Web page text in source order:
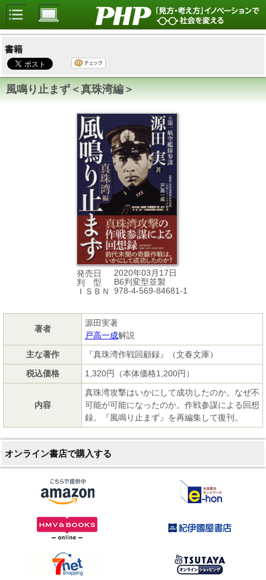
書籍
風鳴り止まず＜真珠湾編＞
発売日
2020年03月17日
判 型
B6判変型並製
ＩＳＢＮ
978-4-569-84681-1
著者
源田実著
戸高一成解説
主な著作
『真珠湾作戦回顧録』（文春文庫）
税込価格
1,320円（本体価格1,200円）
内容
真珠湾攻撃はいかにして成功したのか。なぜ不
可能が可能になったのか。作戦参謀による回想
録。『風鳴り止まず』を再編集して復刊。
オンライン書店で購入する